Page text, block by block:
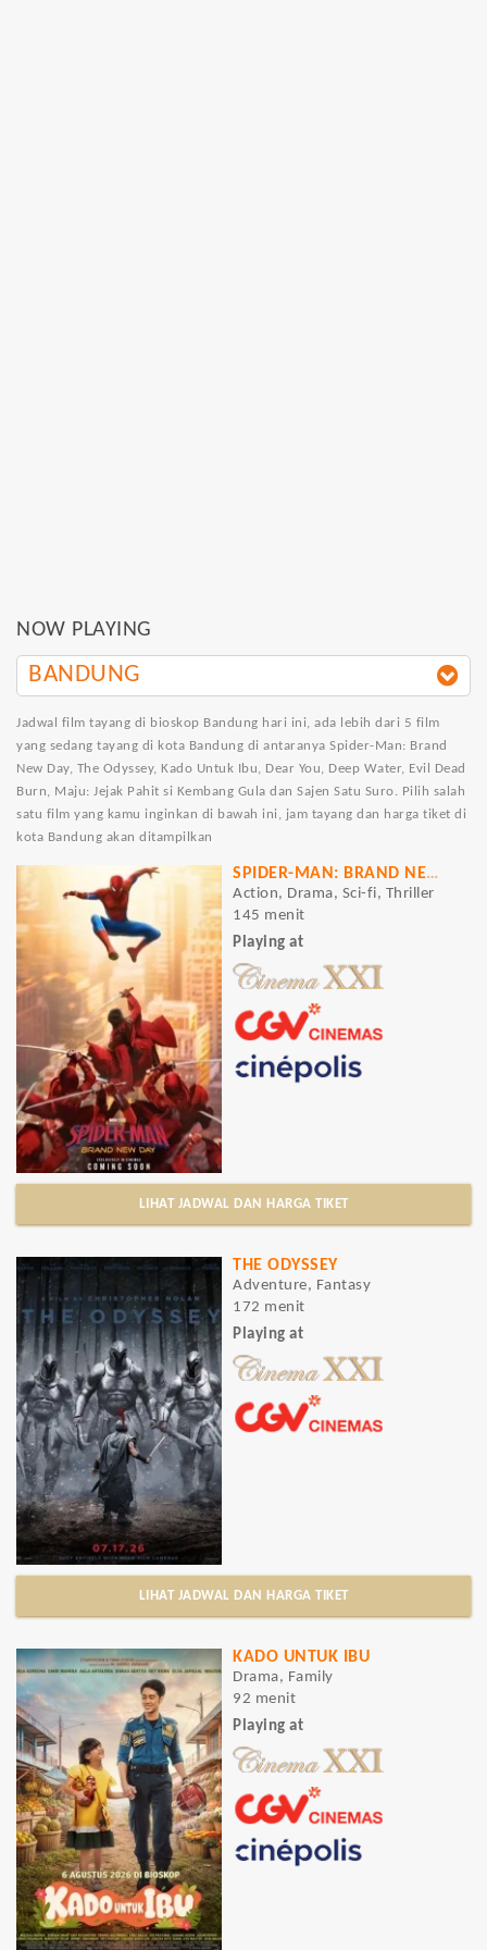
NOW PLAYING
BANDUNG
Jadwal film tayang di bioskop Bandung hari ini, ada lebih dari 5 film
yang sedang tayang di kota Bandung di antaranya Spider-Man: Brand
New Day, The Odyssey, Kado Untuk Ibu, Dear You, Deep Water, Evil Dead
Burn, Maju: Jejak Pahit si Kembang Gula dan Sajen Satu Suro. Pilih salah
satu film yang kamu inginkan di bawah ini, jam tayang dan harga tiket di
kota Bandung akan ditampilkan
SPIDER-MAN: BRAND NEW DAY
Action, Drama, Sci-fi, Thriller
145 menit
Playing at
LIHAT JADWAL DAN HARGA TIKET
THE ODYSSEY
Adventure, Fantasy
172 menit
Playing at
LIHAT JADWAL DAN HARGA TIKET
KADO UNTUK IBU
Drama, Family
92 menit
Playing at